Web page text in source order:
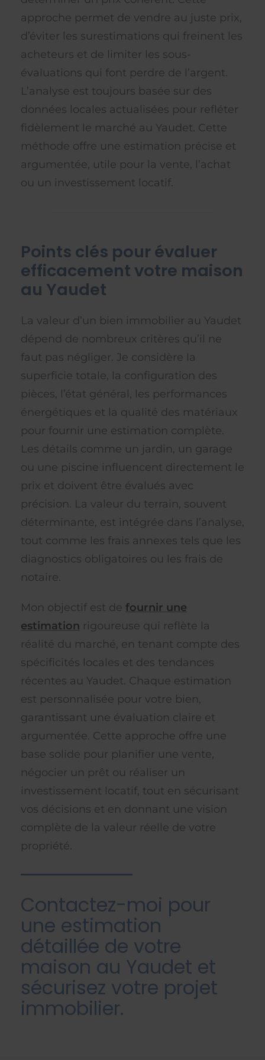
approche permet de vendre au juste prix,
d’éviter les surestimations qui freinent les
acheteurs et de limiter les sous-
évaluations qui font perdre de l’argent.
L’analyse est toujours basée sur des
données locales actualisées pour refléter
fidèlement le marché au Yaudet. Cette
méthode offre une estimation précise et
argumentée, utile pour la vente, l’achat
ou un investissement locatif.
Points clés pour évaluer
efficacement votre maison
au Yaudet
La valeur d’un bien immobilier au Yaudet
dépend de nombreux critères qu’il ne
faut pas négliger. Je considère la
superficie totale, la configuration des
pièces, l’état général, les performances
énergétiques et la qualité des matériaux
pour fournir une estimation complète.
Les détails comme un jardin, un garage
ou une piscine influencent directement le
prix et doivent être évalués avec
précision. La valeur du terrain, souvent
déterminante, est intégrée dans l’analyse,
tout comme les frais annexes tels que les
diagnostics obligatoires ou les frais de
notaire.
Mon objectif est de fournir une
estimation rigoureuse qui reflète la
réalité du marché, en tenant compte des
spécificités locales et des tendances
récentes au Yaudet. Chaque estimation
est personnalisée pour votre bien,
garantissant une évaluation claire et
argumentée. Cette approche offre une
base solide pour planifier une vente,
négocier un prêt ou réaliser un
investissement locatif, tout en sécurisant
vos décisions et en donnant une vision
complète de la valeur réelle de votre
propriété.
Contactez-moi pour
une estimation
détaillée de votre
maison au Yaudet et
sécurisez votre projet
immobilier.